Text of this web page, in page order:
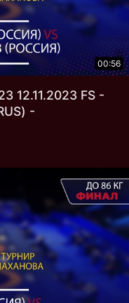
00:56
12.11.2023 FS -
-